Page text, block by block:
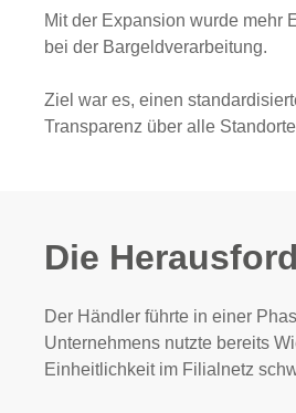
Mit der Expansion wurde mehr
bei der Bargeldverarbeitung.
Ziel war es, einen
Transparenz über alle
Die
Der Händler führte in einer
Unternehmens nutzte bereits
Einheitlichkeit im Filialnetz